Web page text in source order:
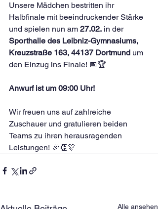
Unsere Mädchen bestritten ihr
Halbfinale mit beeindruckender Stärke
und spielen nun am 27.02. in der
Sporthalle des Leibniz-Gymnasiums,
Kreuzstraße 163, 44137 Dortmund um
den Einzug ins Finale! 📅🏆
Anwurf ist um 09:00 Uhr!
Wir freuen uns auf zahlreiche
Zuschauer und gratulieren beiden
Teams zu ihren herausragenden
Leistungen! 🎉👏🎊
Alle ansehen